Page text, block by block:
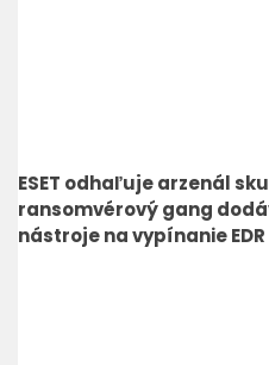
ESET odhaľuje arzenál
ransomvérový gang
nástroje na vypínanie